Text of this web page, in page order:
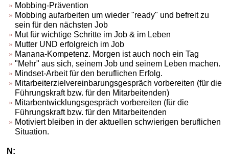
Mobbing-Prävention
Mobbing aufarbeiten um wieder "ready" und befreit zu
sein für den nächsten Job
Mut für wichtige Schritte im Job & im Leben
Mutter UND erfolgreich im Job
Manana-Kompetenz. Morgen ist auch noch ein Tag
"Mehr" aus sich, seinem Job und seinem Leben machen.
Mindset-Arbeit für den beruflichen Erfolg.
Mitarbeiterzielvereinbarungsgespräch vorbereiten (für die
Führungskraft bzw. für den Mitarbeitenden)
Mitarbentwicklungsgespräch vorbereiten (für die
Führungskraft bzw. für den Mitarbeitenden
Motiviert bleiben in der aktuellen schwierigen beruflichen
Situation.
N: